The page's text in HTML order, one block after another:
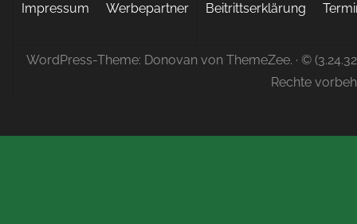
Impressum Werbepartner Beitrittserklärung
WordPress-Theme: Donovan von ThemeZee. · ©
Rechte